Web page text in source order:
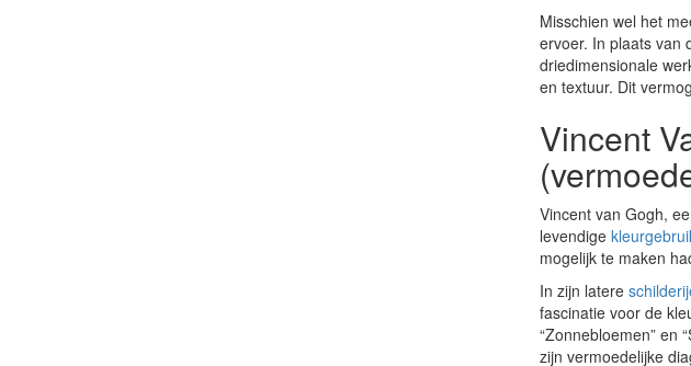
Misschien wel het
ervoer. In plaats van
driedimensionale
en textuur. Dit
Vincent
Vincent van Gogh,
levendige
mogelijk te maken
In zijn latere
fascinatie voor de
“Zonnebloemen” en
zijn vermoedelijke